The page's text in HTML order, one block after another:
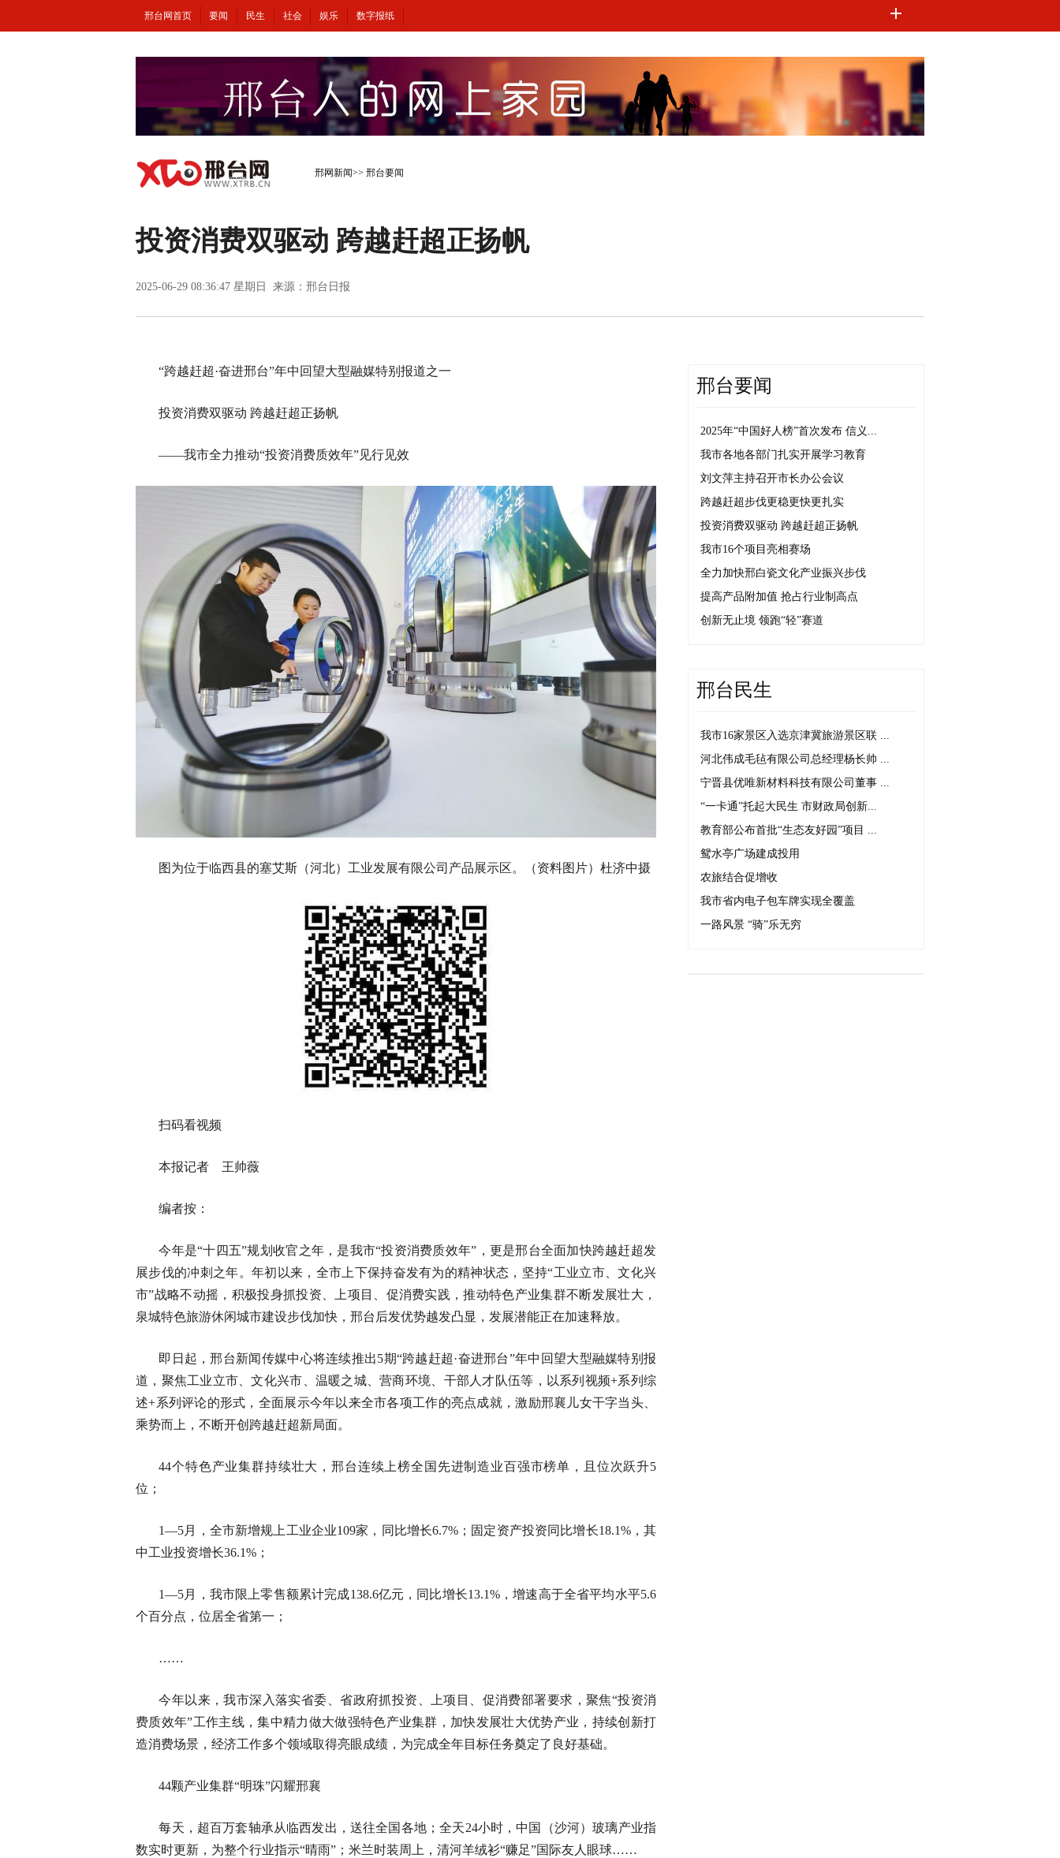
邢台网首页 要闻 民生 社会 娱乐 数字报纸
邢网新闻>> 邢台要闻
投资消费双驱动 跨越赶超正扬帆
2025-06-29 08:36:47 星期日 来源： 邢台日报
“跨越赶超·奋进邢台”年中回望大型融媒特别报道之一
投资消费双驱动 跨越赶超正扬帆
——我市全力推动“投资消费质效年”见行见效
图为位于临西县的塞艾斯（河北）工业发展有限公司产品展示区。（资料图片）杜济中摄
扫码看视频
本报记者 王帅薇
编者按：
今年是“十四五”规划收官之年，是我市“投资消费质效年”，更是邢台全面加快跨越赶超发
展步伐的冲刺之年。年初以来，全市上下保持奋发有为的精神状态，坚持“工业立市、文化兴
市”战略不动摇，积极投身抓投资、上项目、促消费实践，推动特色产业集群不断发展壮大，
泉城特色旅游休闲城市建设步伐加快，邢台后发优势越发凸显，发展潜能正在加速释放。
即日起，邢台新闻传媒中心将连续推出5期“跨越赶超·奋进邢台”年中回望大型融媒特别报
道，聚焦工业立市、文化兴市、温暖之城、营商环境、干部人才队伍等，以系列视频+系列综
述+系列评论的形式，全面展示今年以来全市各项工作的亮点成就，激励邢襄儿女干字当头、
乘势而上，不断开创跨越赶超新局面。
44个特色产业集群持续壮大，邢台连续上榜全国先进制造业百强市榜单，且位次跃升5
位；
1—5月，全市新增规上工业企业109家，同比增长6.7%；固定资产投资同比增长18.1%，其
中工业投资增长36.1%；
1—5月，我市限上零售额累计完成138.6亿元，同比增长13.1%，增速高于全省平均水平5.6
个百分点，位居全省第一；
……
今年以来，我市深入落实省委、省政府抓投资、上项目、促消费部署要求，聚焦“投资消
费质效年”工作主线，集中精力做大做强特色产业集群，加快发展壮大优势产业，持续创新打
造消费场景，经济工作多个领域取得亮眼成绩，为完成全年目标任务奠定了良好基础。
44颗产业集群“明珠”闪耀邢襄
每天，超百万套轴承从临西发出，送往全国各地；全天24小时，中国（沙河）玻璃产业指
数实时更新，为整个行业指示“晴雨”；米兰时装周上，清河羊绒衫“赚足”国际友人眼球……
邢台要闻
2025年“中国好人榜”首次发布 信义...
我市各地各部门扎实开展学习教育
刘文萍主持召开市长办公会议
跨越赶超步伐更稳更快更扎实
投资消费双驱动 跨越赶超正扬帆
我市16个项目亮相赛场
全力加快邢白瓷文化产业振兴步伐
提高产品附加值 抢占行业制高点
创新无止境 领跑“轻”赛道
邢台民生
我市16家景区入选京津冀旅游景区联 ...
河北伟成毛毡有限公司总经理杨长帅 ...
宁晋县优唯新材料科技有限公司董事 ...
“一卡通”托起大民生 市财政局创新...
教育部公布首批“生态友好园”项目 ...
鸳水亭广场建成投用
农旅结合促增收
我市省内电子包车牌实现全覆盖
一路风景 “骑”乐无穷